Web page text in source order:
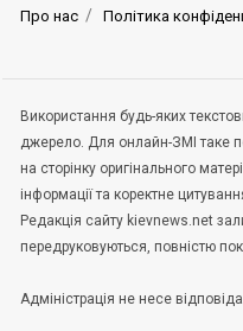
Про нас Політика
Використання будь-яких
джерело. Для онлайн-ЗМІ таке
на сторінку оригінального
інформації та коректне
Редакція сайту kievnews.net
передруковуються, повністю
Адміністрація не несе